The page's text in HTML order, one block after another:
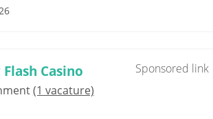
Casino
(1 vacature)
Sponsored link